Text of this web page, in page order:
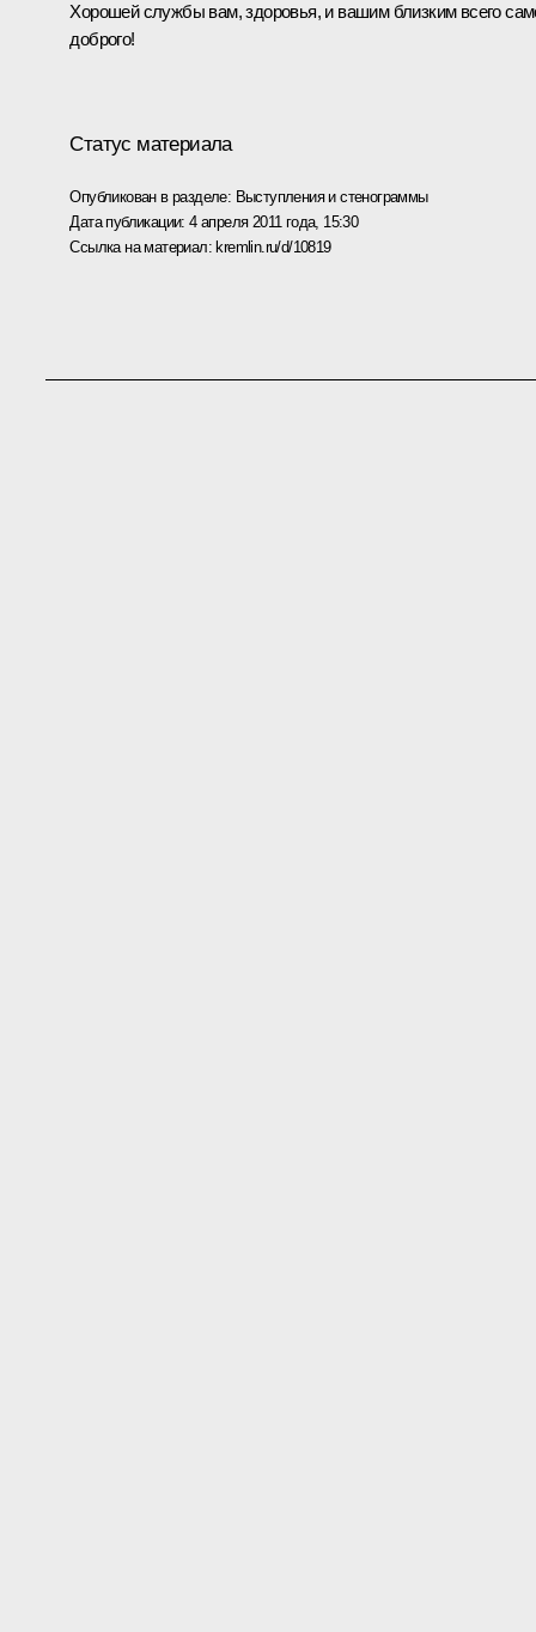
Хорошей службы вам, здоровья, и вашим близким всего
доброго!
Статус материала
Опубликован в разделе: Выступления и стенограммы
Дата публикации:4 апреля 2011 года, 15:30
Ссылка на материал:kremlin.ru/d/10819